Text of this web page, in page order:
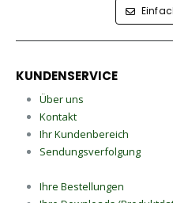
KUNDENSERVICE
Über uns
Kontakt
Ihr Kundenbereich
Sendungsverfolgung
Ihre Bestellungen